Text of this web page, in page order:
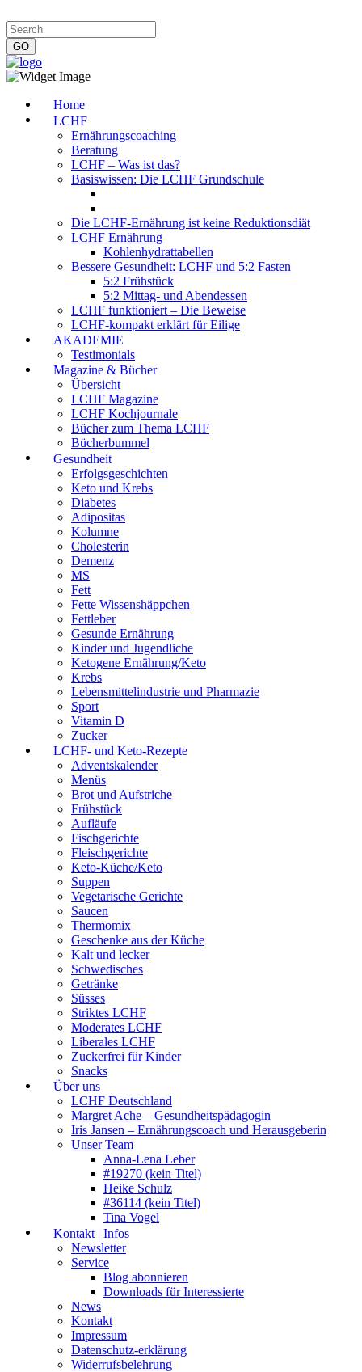
Home
LCHF
Ernährungscoaching
Beratung
LCHF – Was ist das?
Basiswissen: Die LCHF Grundschule
Die LCHF-Ernährung ist keine Reduktionsdiät
LCHF Ernährung
Kohlenhydrattabellen
Bessere Gesundheit: LCHF und 5:2 Fasten
5:2 Frühstück
5:2 Mittag- und Abendessen
LCHF funktioniert – Die Beweise
LCHF-kompakt erklärt für Eilige
AKADEMIE
Testimonials
Magazine & Bücher
Übersicht
LCHF Magazine
LCHF Kochjournale
Bücher zum Thema LCHF
Bücherbummel
Gesundheit
Erfolgsgeschichten
Keto und Krebs
Diabetes
Adipositas
Kolumne
Cholesterin
Demenz
MS
Fett
Fette Wissenshäppchen
Fettleber
Gesunde Ernährung
Kinder und Jugendliche
Ketogene Ernährung/Keto
Krebs
Lebensmittelindustrie und Pharmazie
Sport
Vitamin D
Zucker
LCHF- und Keto-Rezepte
Adventskalender
Menüs
Brot und Aufstriche
Frühstück
Aufläufe
Fischgerichte
Fleischgerichte
Keto-Küche/Keto
Suppen
Vegetarische Gerichte
Saucen
Thermomix
Geschenke aus der Küche
Kalt und lecker
Schwedisches
Getränke
Süsses
Striktes LCHF
Moderates LCHF
Liberales LCHF
Zuckerfrei für Kinder
Snacks
Über uns
LCHF Deutschland
Margret Ache – Gesundheitspädagogin
Iris Jansen – Ernährungscoach und Herausgeberin
Unser Team
Anna-Lena Leber
#19270 (kein Titel)
Heike Schulz
#36114 (kein Titel)
Tina Vogel
Kontakt | Infos
Newsletter
Service
Blog abonnieren
Downloads für Interessierte
News
Kontakt
Impressum
Datenschutz-erklärung
Widerrufsbelehrung